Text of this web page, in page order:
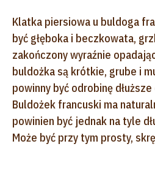
Klatka piersiowa u buldoga
być głęboka i beczkowata,
zakończony wyraźnie
buldożka są krótkie, grube i
powinny być odrobinę
Buldożek francuski ma
powinien być jednak na tyle
Może być przy tym prosty,